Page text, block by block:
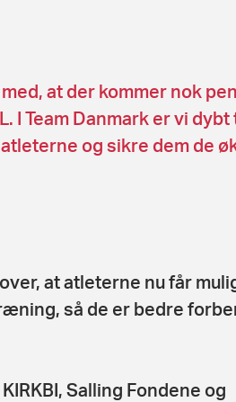
at der kommer nok
Team Danmark er vi
og sikre dem de
at atleterne nu får
så de er bedre
Salling Fondene og